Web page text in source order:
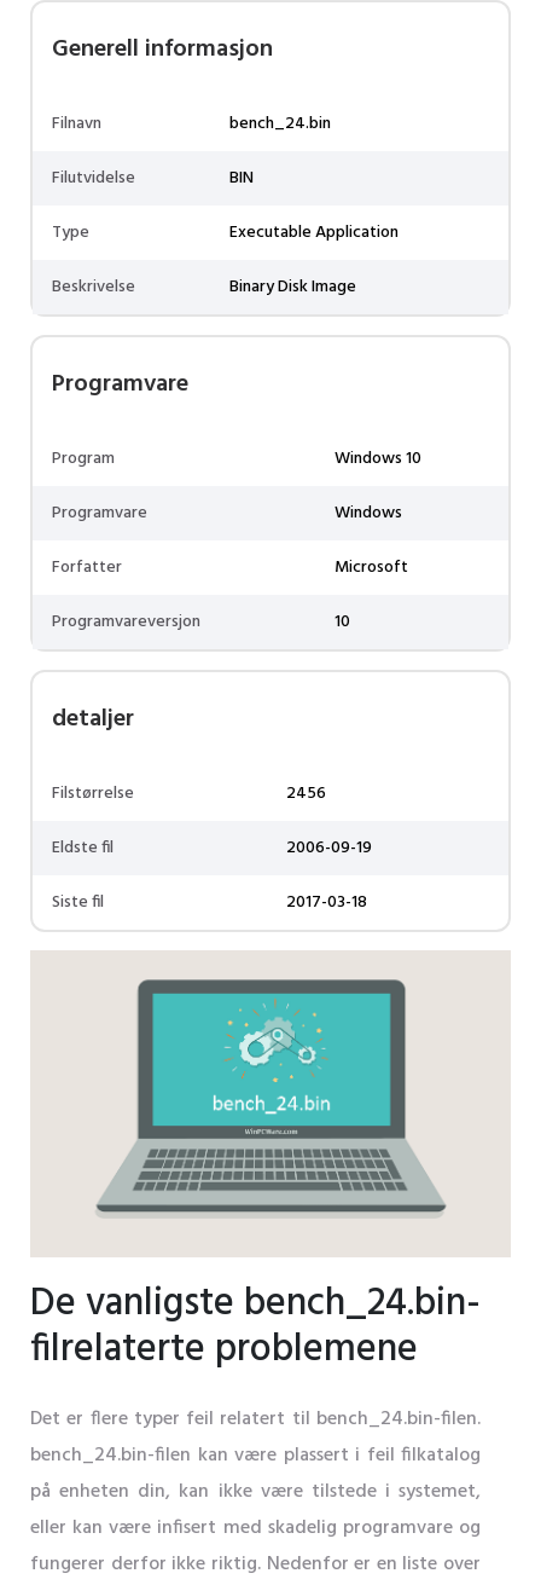
Generell informasjon
Filnavn
bench_24.bin
Filutvidelse
BIN
Type
Executable Application
Beskrivelse
Binary Disk Image
Programvare
Program
Windows 10
Programvare
Windows
Forfatter
Microsoft
Programvareversjon
10
detaljer
Filstørrelse
2456
Eldste fil
2006-09-19
Siste fil
2017-03-18
De vanligste bench_24.bin-
filrelaterte problemene
Det er flere typer feil relatert til bench_24.bin-filen.
bench_24.bin-filen kan være plassert i feil filkatalog
på enheten din, kan ikke være tilstede i systemet,
eller kan være infisert med skadelig programvare og
fungerer derfor ikke riktig. Nedenfor er en liste over